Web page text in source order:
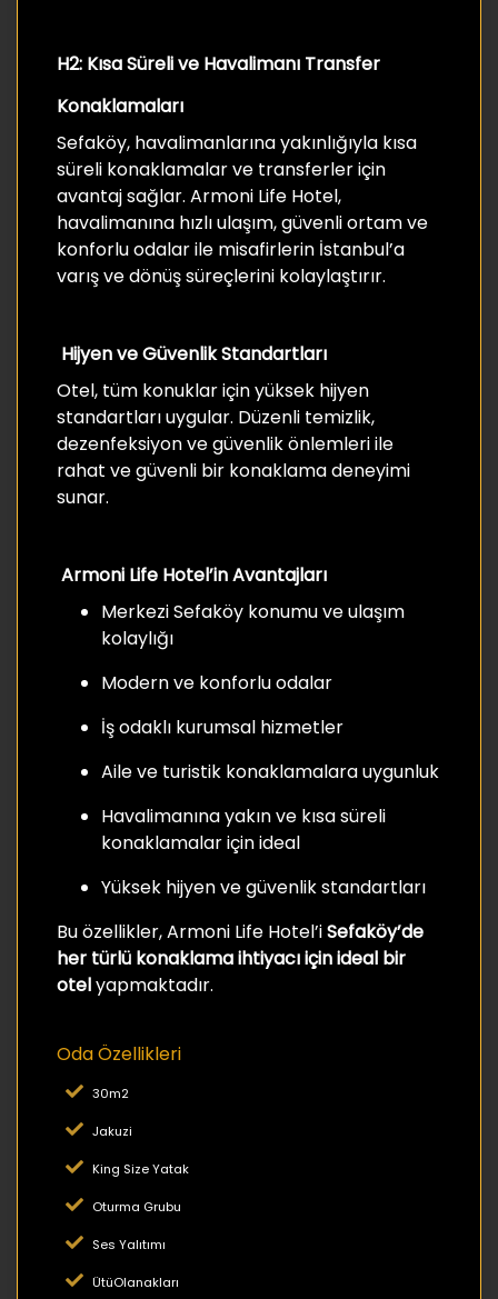
H2: Kısa Süreli ve Havalimanı Transfer
Konaklamaları
Sefaköy, havalimanlarına yakınlığıyla kısa
süreli konaklamalar ve transferler için
avantaj sağlar. Armoni Life Hotel,
havalimanına hızlı ulaşım, güvenli ortam ve
konforlu odalar ile misafirlerin İstanbul’a
varış ve dönüş süreçlerini kolaylaştırır.
Hijyen ve Güvenlik Standartları
Otel, tüm konuklar için yüksek hijyen
standartları uygular. Düzenli temizlik,
dezenfeksiyon ve güvenlik önlemleri ile
rahat ve güvenli bir konaklama deneyimi
sunar.
Armoni Life Hotel’in Avantajları
Merkezi Sefaköy konumu ve ulaşım
kolaylığı
Modern ve konforlu odalar
İş odaklı kurumsal hizmetler
Aile ve turistik konaklamalara uygunluk
Havalimanına yakın ve kısa süreli
konaklamalar için ideal
Yüksek hijyen ve güvenlik standartları
Bu özellikler, Armoni Life Hotel’iSefaköy’de
her türlü konaklama ihtiyacı için ideal bir
otelyapmaktadır.
Oda Özellikleri
30m2
Jakuzi
King Size Yatak
Oturma Grubu
Ses Yalıtımı
ÜtüOlanakları